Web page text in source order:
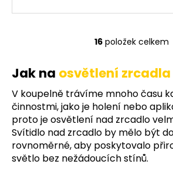
O
l
d
a
c
í
p
r
16položek celkem
Jak na osvětlení zrcadla
V koupelně trávíme mnoho času
činnostmi, jako je holení nebo
proto je osvětlení nad zrcadlo
Svítidlo nad zrcadlo by mělo být
rovnoměrné, aby poskytovalo
světlo bez nežádoucích stínů.